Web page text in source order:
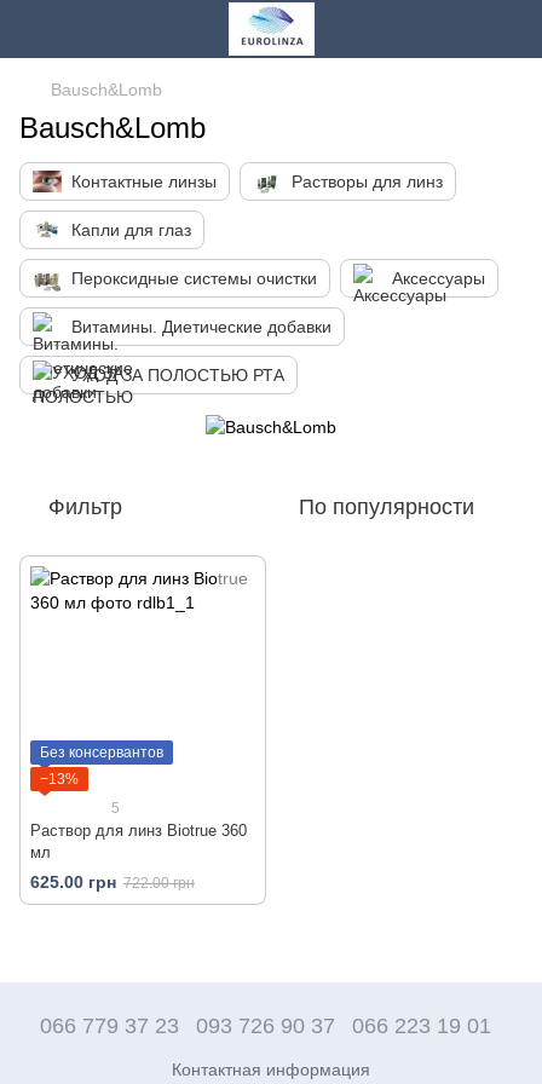
Bausch&Lomb
Bausch&Lomb
Контактные линзы Растворы для линз
Капли для глаз
Пероксидные системы очистки Аксессуары
Витамины. Диетические добавки
УХОД ЗА ПОЛОСТЬЮ РТА
Фильтр По популярности
Без консервантов
−13%
5
Раствор для линз Biotrue 360
мл
625.00 грн 722.00 грн
066 779 37 23 093 726 90 37 066 223 19 01
Контактная информация